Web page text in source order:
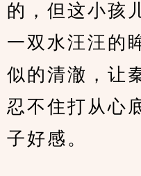
的，但这小孩
一双水汪汪的
似的清澈，让
忍不住打从心
子好感。